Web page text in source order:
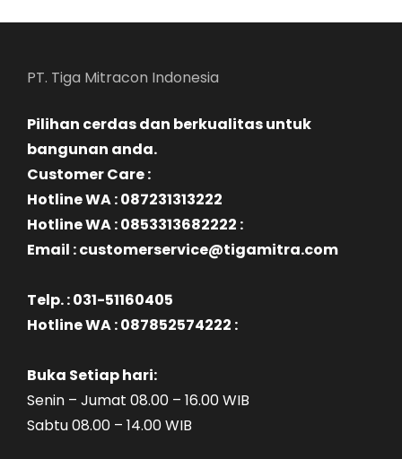
PT. Tiga Mitracon Indonesia
Pilihan cerdas dan berkualitas untuk
bangunan anda.
Customer Care :
Hotline WA : 087231313222
Hotline WA : 0853313682222 :
Email : customerservice@tigamitra.com
Telp. : 031-51160405
Hotline WA : 087852574222 :
Buka Setiap hari:
Senin – Jumat 08.00 – 16.00 WIB
Sabtu 08.00 – 14.00 WIB